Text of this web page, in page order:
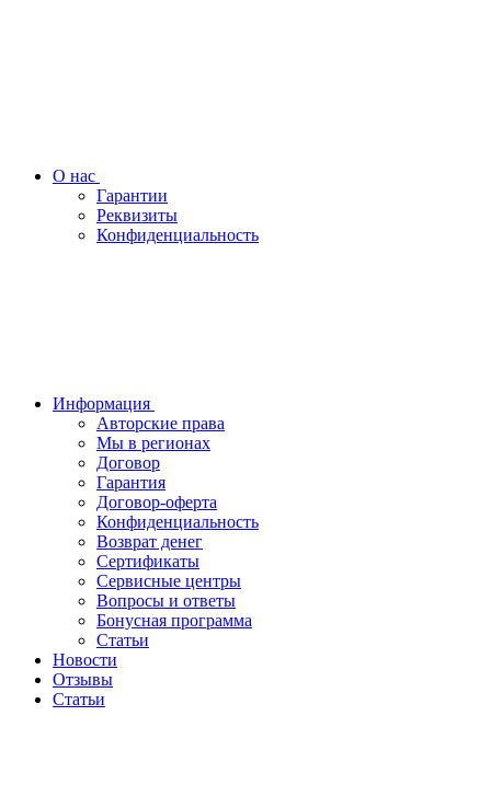
О нас
Гарантии
Реквизиты
Конфиденциальность
Информация
Авторские права
Мы в регионах
Договор
Гарантия
Договор-оферта
Конфиденциальность
Возврат денег
Сертификаты
Сервисные центры
Вопросы и ответы
Бонусная программа
Статьи
Новости
Отзывы
Статьи